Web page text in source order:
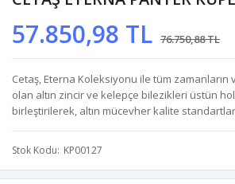
57.850,98 TL 76.750,88 TL
Cetaş, Eterna Koleksiyonu ile tüm zamanların
olan altın zincir ve kelepçe bilezikleri üstün
birleştirilerek, altın mücevher kalite
Stok Kodu KP00127